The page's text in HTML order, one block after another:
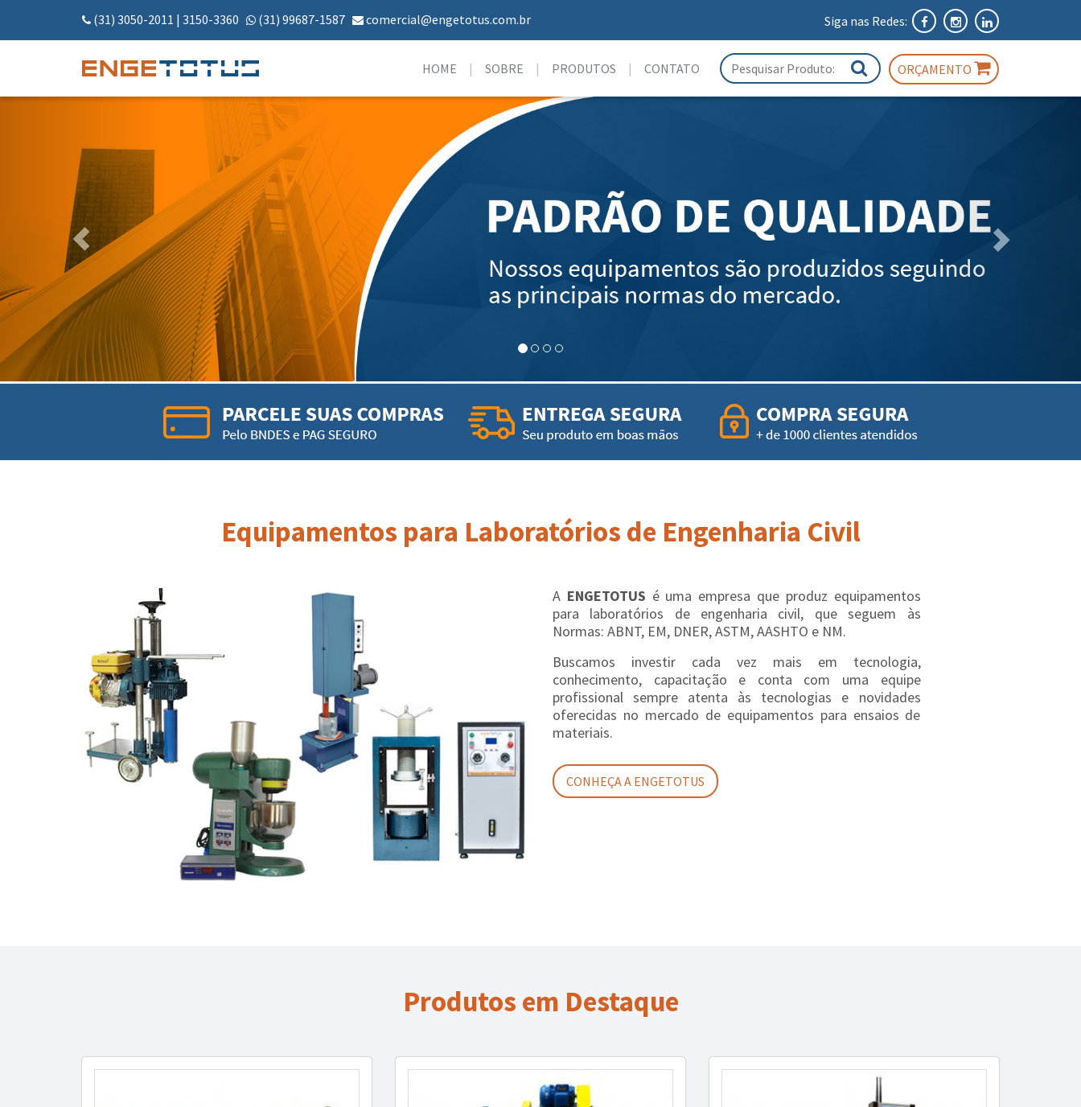
(31) 3050-2011 | 3150-3360 (31) 99687-1587 comercial@engetotus.com.br Siga nas Redes:
HOME SOBRE PRODUTOS CONTATO ORÇAMENTO
Equipamentos para Laboratórios de Engenharia Civil
A ENGETOTUS é uma empresa que produz equipamentos
para laboratórios de engenharia civil, que seguem às
Normas: ABNT, EM, DNER, ASTM, AASHTO e NM.
Buscamos investir cada vez mais em tecnologia,
conhecimento, capacitação e conta com uma equipe
profissional sempre atenta às tecnologias e novidades
oferecidas no mercado de equipamentos para ensaios de
materiais.
CONHEÇA A ENGETOTUS
Produtos em Destaque